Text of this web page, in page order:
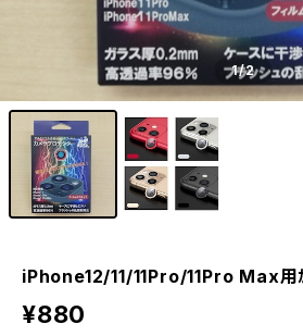
1/2
iPhone12/11/11Pro/11Pro Max用
¥880